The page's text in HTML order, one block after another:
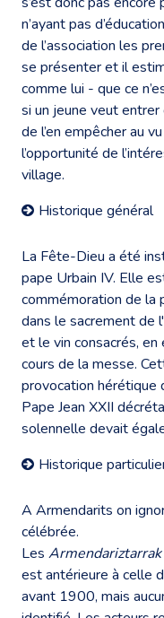
n’ayant pas
de l’association les
se présenter et il
comme lui - que ce
si un jeune veut
de l’en empêcher au
l’opportunité de
village.
Historique général
La Fête-Dieu a été
pape Urbain IV. Elle
commémoration de la
dans le sacrement de
et le vin consacrés, en
cours de la messe.
provocation hérétique
Pape Jean XXII
solennelle devait
Historique
A Armendarits on
célébrée.
Les Armendariztarrak
est antérieure à celle
avant 1900, mais